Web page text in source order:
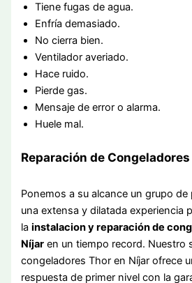
Tiene fugas de agua.
Enfría demasiado.
No cierra bien.
Ventilador averiado.
Hace ruido.
Pierde gas.
Mensaje de error o alarma.
Huele mal.
Reparación de
Ponemos a su alcance un grupo
una extensa y dilatada experiencia
lainstalacion y reparación de
Níjar en un tiempo record. Nuestro
congeladores Thor en Níjar ofrece
respuesta de primer nivel con la